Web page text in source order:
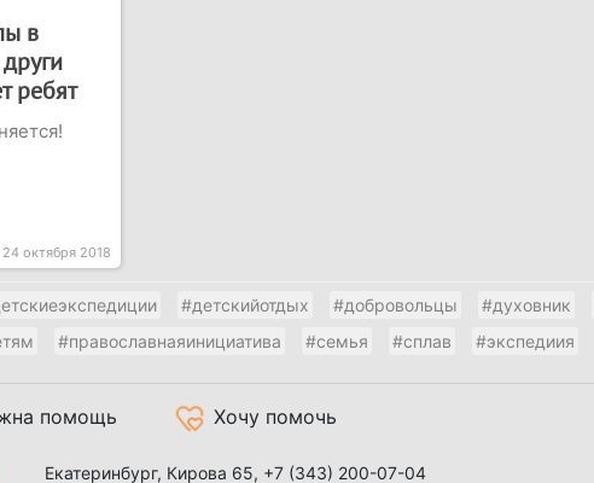
в
ребят
24 октября 2018
#детскийотдых #добровольцы #духовник
#православнаяинициатива #семья #сплав #экспедиия
помощь Хочу помочь
Екатеринбург, Кирова 65, +7 (343) 200-07-04